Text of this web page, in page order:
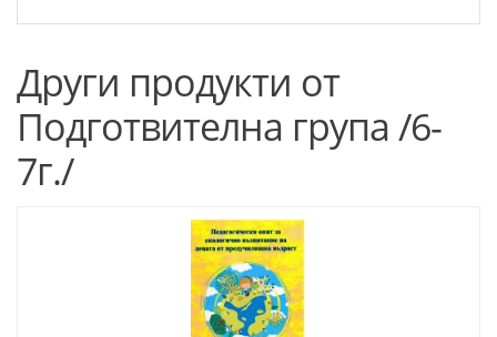
Други продукти от
Подготвителна група /6-
7г./